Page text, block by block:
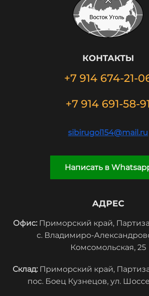
КОНТАКТЫ
+7 914 674-21-
+7 914 691-58-91
sibirugol154@mail.ru
Написать в
АДРЕС
Офис: Приморский край,
с. Владимиро-
Комсомольская, 25
Склад: Приморский край,
пос. Боец Кузнецов, ул.